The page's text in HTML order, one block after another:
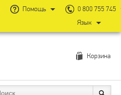
Корзина
Помощь
0 800 755 745
Язык